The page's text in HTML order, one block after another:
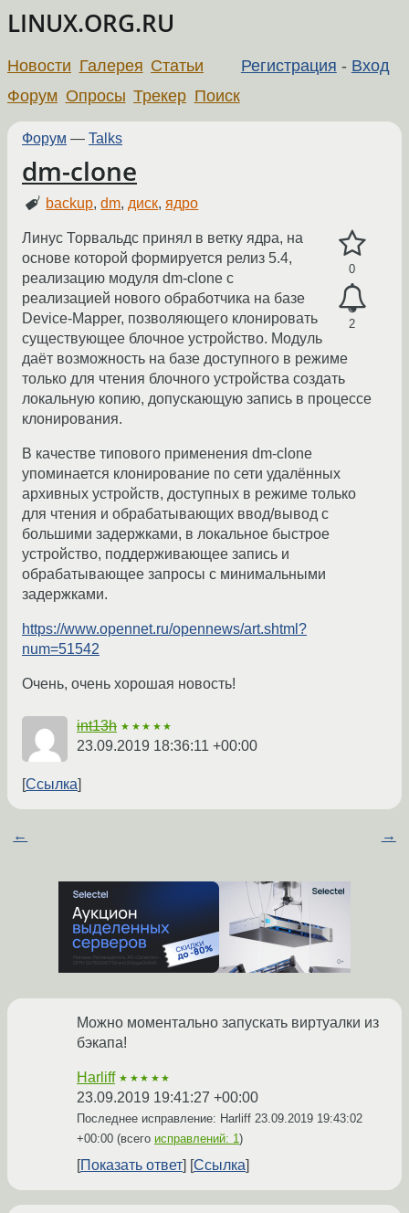
LINUX.ORG.RU
Регистрация - Вход
Новости Галерея Статьи
Форум Опросы Трекер Поиск
Форум — Talks
dm-clone
backup,dm,диск,ядро
0
2
Линус Торвальдс принял в ветку ядра, на
основе которой формируется релиз 5.4,
реализацию модуля dm-clone с
реализацией нового обработчика на базе
Device-Mapper, позволяющего клонировать
существующее блочное устройство. Модуль
даёт возможность на базе доступного в режиме
только для чтения блочного устройства создать
локальную копию, допускающую запись в процессе
клонирования.
В качестве типового применения dm-clone
упоминается клонирование по сети удалённых
архивных устройств, доступных в режиме только
для чтения и обрабатывающих ввод/вывод с
большими задержками, в локальное быстрое
устройство, поддерживающее запись и
обрабатывающее запросы с минимальными
задержками.
https://www.opennet.ru/opennews/art.shtml?
num=51542
Очень, очень хорошая новость!
int13h ★★★★★
23.09.2019 18:36:11 +00:00
Ссылка
← →
Можно моментально запускать виртуалки из
бэкапа!
Harliff ★★★★★
23.09.2019 19:41:27 +00:00
Последнее исправление: Harliff 23.09.2019 19:43:02
+00:00 (всего исправлений: 1)
Показать ответ Ссылка